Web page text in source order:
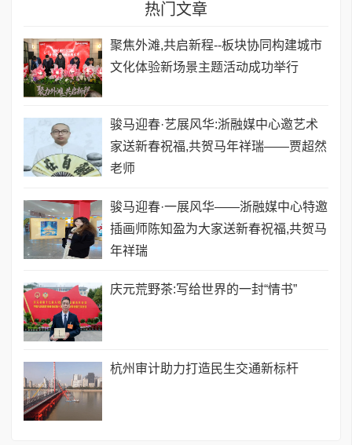
热门文章
聚焦外滩,共启新程--板块协同构建城市
文化体验新场景主题活动成功举行
骏马迎春·艺展风华:浙融媒中心邀艺术
家送新春祝福,共贺马年祥瑞——贾超然
老师
骏马迎春·一展风华——浙融媒中心特邀
插画师陈知盈为大家送新春祝福,共贺马
年祥瑞
庆元荒野茶:写给世界的一封“情书”
​杭州审计助力打造民生交通新标杆